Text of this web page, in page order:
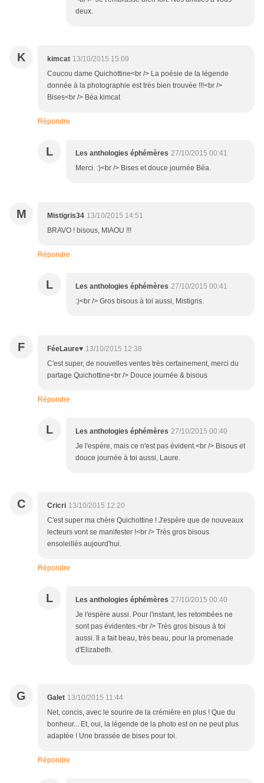
deux.
K kimcat 13/10/2015 15:09
Coucou dame Quichottine<br /> La poésie de la légende
donnée à la photographie est très bien trouvée !!!<br />
Bises<br /> Béa kimcat
Répondre
L Les anthologies éphémères 27/10/2015 00:41
Merci. :)<br /> Bises et douce journée Béa.
M Mistigris34 13/10/2015 14:51
BRAVO ! bisous, MIAOU !!!
Répondre
L Les anthologies éphémères 27/10/2015 00:41
:)<br /> Gros bisous à toi aussi, Mistigris.
F FéeLaure♥ 13/10/2015 12:38
C'est super, de nouvelles ventes très certainement, merci du
partage Quichottine<br /> Douce journée & bisous
Répondre
L Les anthologies éphémères 27/10/2015 00:40
Je l'espère, mais ce n'est pas évident.<br /> Bisous et
douce journée à toi aussi, Laure.
C Cricri 13/10/2015 12:20
C'est super ma chère Quichottine ! J'espère que de nouveaux
lecteurs vont se manifester !<br /> Très gros bisous
ensoleillés aujourd'hui.
Répondre
L Les anthologies éphémères 27/10/2015 00:40
Je l'espère aussi. Pour l'instant, les retombées ne
sont pas évidentes.<br /> Très gros bisous à toi
aussi. Il a fait beau, très beau, pour la promenade
d'Elizabeth.
G Galet 13/10/2015 11:44
Net, concis, avec le sourire de la crémière en plus ! Que du
bonheur... Et, oui, la légende de la photo est on ne peut plus
adaptée ! Une brassée de bises pour toi.
Répondre